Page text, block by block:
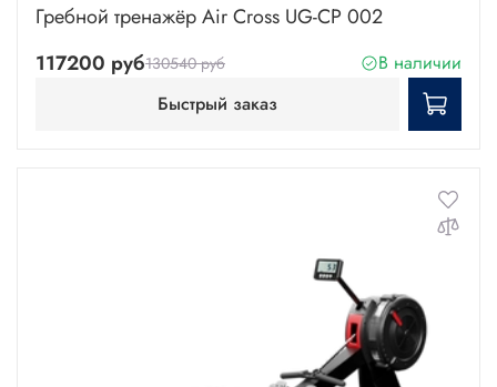
Гребной тренажёр Air Cross UG-CP 002
117200 руб130540 руб
В наличии
Быстрый заказ